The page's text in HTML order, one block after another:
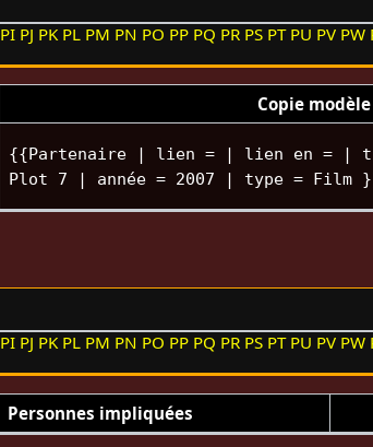
PI PJ PK PL PM PN PO PP PQ PR PS PT PU PV PW
Copie modèle
{{Partenaire | lien = | lien en =
Plot 7 | année = 2007 | type = Film
PI PJ PK PL PM PN PO PP PQ PR PS PT PU PV PW
Personnes impliquées